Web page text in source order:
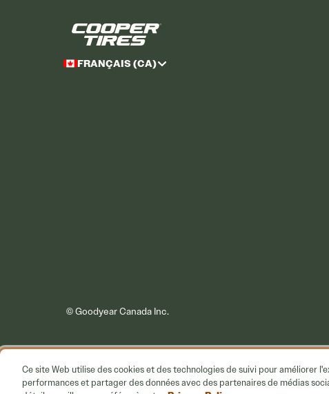
FRANÇAIS (CA)
© Goodyear Canada Inc.
Ce site Web utilise des cookies et des technologies de suivi pour améliorer
performances et partager des données avec des partenaires de médias